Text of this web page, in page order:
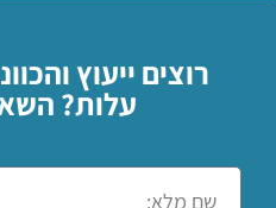
רוצים ייעוץ
עלות?